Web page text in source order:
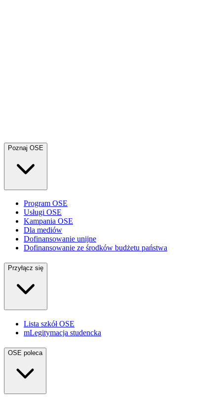
Poznaj OSE
Program OSE
Usługi OSE
Kampania OSE
Dla mediów
Dofinansowanie unijne
Dofinansowanie ze środków budżetu państwa
Przyłącz się
Lista szkół OSE
mLegitymacja studencka
OSE poleca